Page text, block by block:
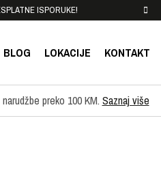
ISPORUKE!
BLOG LOKACIJE KONTAKT
preko 100 KM. Saznaj više